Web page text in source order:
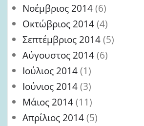
Νοέμβριος 2014(6)
Οκτώβριος 2014(4)
Σεπτέμβριος 2014(5)
Αύγουστος 2014(6)
Ιούλιος 2014(1)
Ιούνιος 2014(3)
Μάιος 2014(11)
Απρίλιος 2014(5)